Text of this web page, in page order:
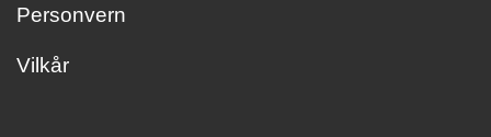
Personvern
Vilkår